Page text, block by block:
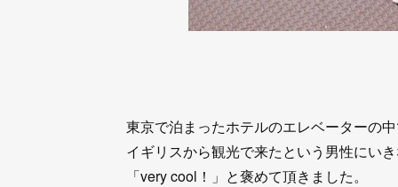
東京で泊まったホテルのエレベーターの
イギリスから観光で来たという男性にい
「very cool！」と褒めて頂きました。